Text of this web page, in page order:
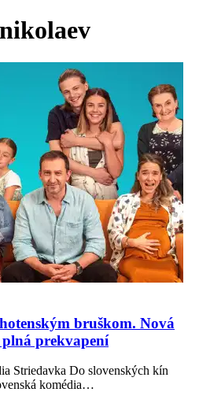
bruškom. Nová
prekvapení
Striedavka Do slovenských kín
komédia…